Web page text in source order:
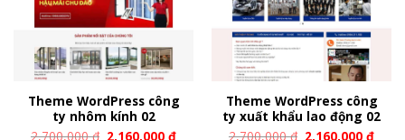
Theme WordPress công
ty nhôm kính 02
2,700,000₫ 2,160,000₫
Theme WordPress công
ty xuất khẩu lao động 02
2,700,000₫ 2,160,000₫